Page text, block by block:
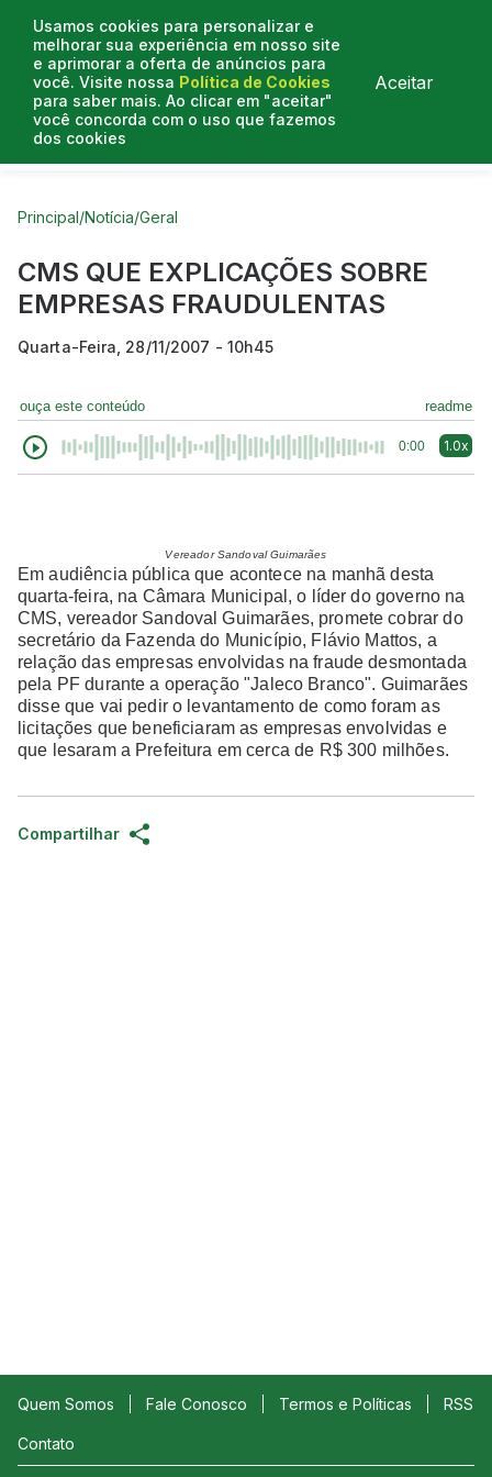
Usamos cookies para personalizar e
melhorar sua experiência em nosso site
e aprimorar a oferta de anúncios para
você. Visite nossa Política de Cookies
para saber mais. Ao clicar em "aceitar"
você concorda com o uso que fazemos
dos cookies
Aceitar
Curtas do Poder
Principal/Notícia/Geral
CMS QUE EXPLICAÇÕES SOBRE
EMPRESAS FRAUDULENTAS
Quarta-Feira, 28/11/2007 - 10h45
ouça este conteúdo readme
0:00 1.0x
Vereador Sandoval Guimarães
Em audiência pública que acontece na manhã desta
quarta-feira, na Câmara Municipal, o líder do governo na
CMS, vereador Sandoval Guimarães, promete cobrar do
secretário da Fazenda do Município, Flávio Mattos, a
relação das empresasenvolvidas na fraude desmontada
pela PF durante a operação"Jaleco Branco". Guimarães
disse que vai pedir o levantamento de como foram as
licitações que beneficiaram as empresas envolvidas e
que lesaram a Prefeitura em cerca de R$ 300 milhões.
Compartilhar
Quem Somos Fale Conosco Termos e Políticas RSS
Contato